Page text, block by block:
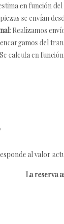
en función
se envían
Realizamos
del
Se calcula en
al valor
La reserva